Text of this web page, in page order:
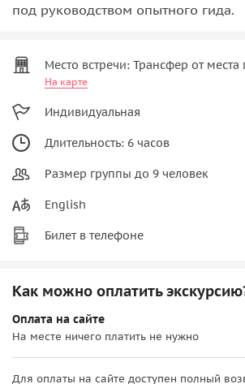
под руководством опытного гида.
Место встречи: Трансфер от
На карте
Индивидуальная
Длительность: 6 часов
Размер группы до 9 человек
English
Билет в телефоне
Как можно оплатить
Оплата на сайте
На месте ничего платить не нужно
Для оплаты на сайте доступен полный